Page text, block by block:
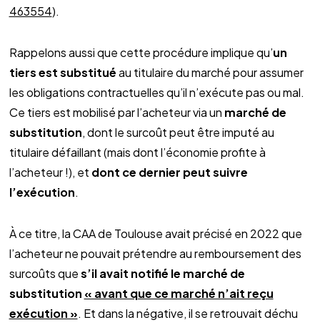
463554).
Rappelons aussi que cette procédure implique qu’un
tiers est substituéau titulaire du marché pour assumer
les obligations contractuelles qu’il n’exécute pas ou mal.
Ce tiers est mobilisé par l’acheteur via un marché de
substitution, dont le surcoût peut être imputé au
titulaire défaillant (mais dont l’économie profite à
l’acheteur !), et dont ce dernier peut suivre
l’exécution.
À ce titre, la CAA de Toulouse avait précisé en 2022 que
l’acheteur ne pouvait prétendre au remboursement des
surcoûts ques’il avait notifié le marché de
substitution « avant que ce marché n’ait reçu
exécution ». Et dans la négative, il se retrouvait déchu